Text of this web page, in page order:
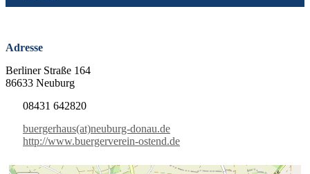
Adresse
Berliner Straße 164
86633 Neuburg
08431 642820
buergerhaus(at)neuburg-donau.de
http://www.buergerverein-ostend.de